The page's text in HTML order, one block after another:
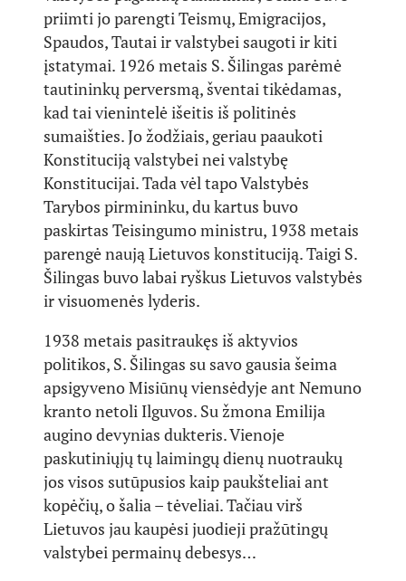
priimti jo parengti Teismų, Emigracijos,
Spaudos, Tautai ir valstybei saugoti ir kiti
įstatymai. 1926 metais S. Šilingas parėmė
tautininkų perversmą, šventai tikėdamas,
kad tai vienintelė išeitis iš politinės
sumaišties. Jo žodžiais, geriau paaukoti
Konstituciją valstybei nei valstybę
Konstitucijai. Tada vėl tapo Valstybės
Tarybos pirmininku, du kartus buvo
paskirtas Teisingumo ministru, 1938 metais
parengė naują Lietuvos konstituciją. Taigi S.
Šilingas buvo labai ryškus Lietuvos valstybės
ir visuomenės lyderis.
1938 metais pasitraukęs iš aktyvios
politikos, S. Šilingas su savo gausia šeima
apsigyveno Misiūnų viensėdyje ant Nemuno
kranto netoli Ilguvos. Su žmona Emilija
augino devynias dukteris. Vienoje
paskutiniųjų tų laimingų dienų nuotraukų
jos visos sutūpusios kaip paukšteliai ant
kopėčių, o šalia – tėveliai. Tačiau virš
Lietuvos jau kaupėsi juodieji pražūtingų
valstybei permainų debesys…